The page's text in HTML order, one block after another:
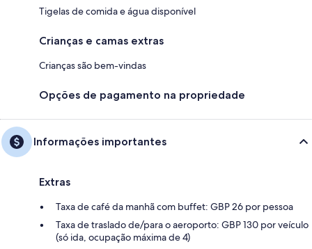
Tigelas de comida e água disponível
Crianças e camas extras
Crianças são bem-vindas
Opções de pagamento na propriedade
Informações importantes
Extras
Taxa de café da manhã com buffet: GBP 26 por pessoa
Taxa de traslado de/para o aeroporto: GBP 130 por veículo
(só ida, ocupação máxima de 4)